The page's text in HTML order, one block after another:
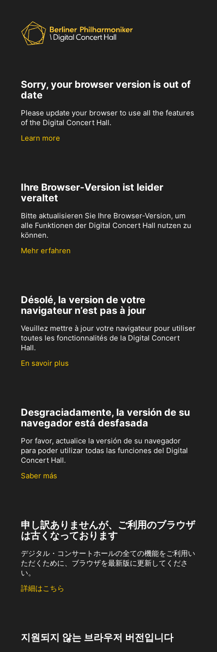
Sorry, your browser version is out of
date
Please update your browser to use all the features
of the Digital Concert Hall.
Learn more
Ihre Browser-Version ist leider
veraltet
Bitte aktualisieren Sie Ihre Browser-Version, um
alle Funktionen der Digital Concert Hall nutzen zu
können.
Mehr erfahren
Désolé, la version de votre
navigateur n’est pas à jour
Veuillez mettre à jour votre navigateur pour utiliser
toutes les fonctionnalités de la Digital Concert
Hall.
En savoir plus
Desgraciadamente, la versión de su
navegador está desfasada
Por favor, actualice la versión de su navegador
para poder utilizar todas las funciones del Digital
Concert Hall.
Saber más
申し訳ありませんが、ご利用のブラウザ
は古くなっております
デジタル・コンサートホールの全ての機能をご利用い
ただくために、ブラウザを最新版に更新してくださ
い。
詳細はこちら
지원되지 않는 브라우저 버전입니다